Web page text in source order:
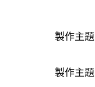
製作主
製作主